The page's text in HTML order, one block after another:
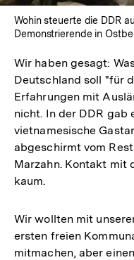
Wohin steuerte die DDR
Demonstrierende in
Wir haben gesagt:
Deutschland soll "für
Erfahrungen mit
nicht. In der DDR gab
vietnamesische
abgeschirmt vom
Marzahn. Kontakt mit
kaum.
Wir wollten mit
ersten freien
mitmachen, aber